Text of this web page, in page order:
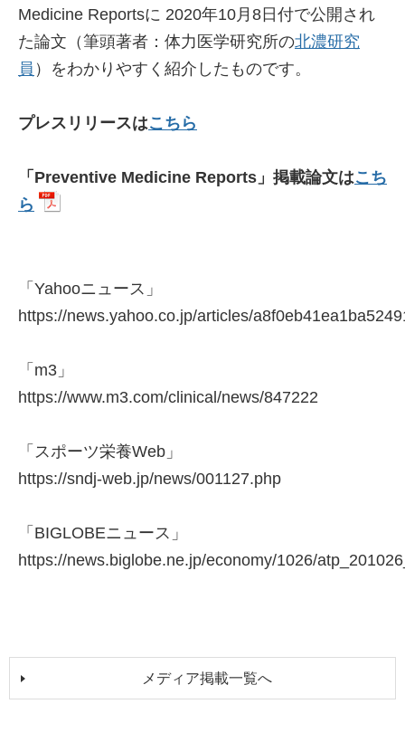
Medicine Reportsに 2020年10月8日付で公開され
た論文（筆頭著者：体力医学研究所の北濃研究
員 ）をわかりやすく紹介したものです。
プレスリリースはこちら
「Preventive Medicine Reports」掲載論文はこち
ら
「Yahooニュース」
https://news.yahoo.co.jp/articles/
「m3」
https://www.m3.com/clinical/news/847222
「スポーツ栄養Web」
https://sndj-web.jp/news/001127.php
「BIGLOBEニュース」
https://news.biglobe.ne.jp/economy/1026/
メディア掲載一覧へ